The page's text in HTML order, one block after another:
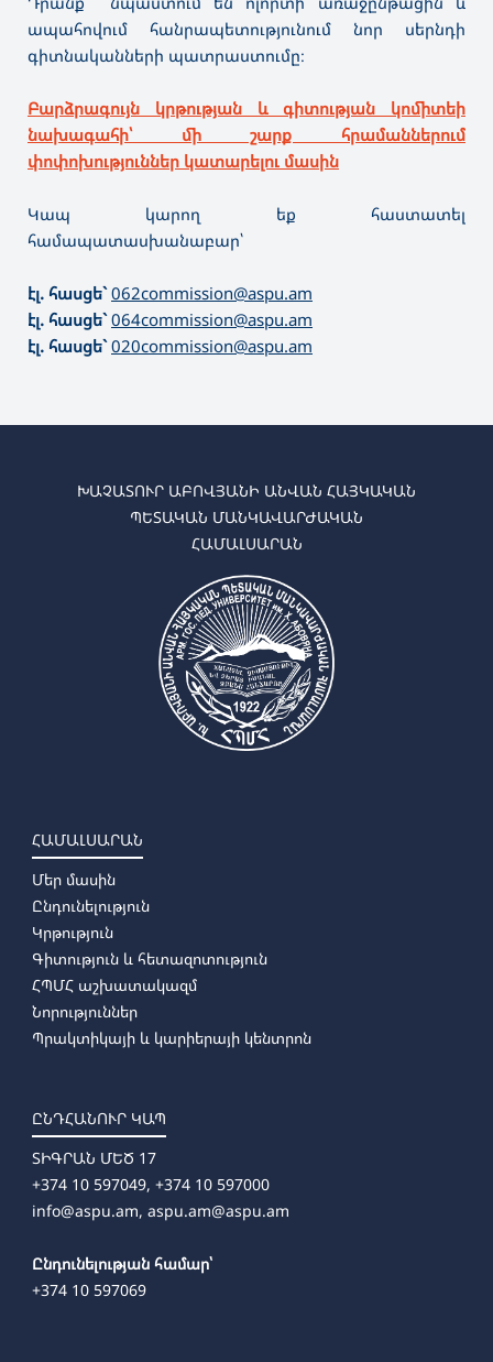
ապահովում հանրապետությունում նոր սերնդի
գիտնականների պատրաստումը։
Բարձրագույն կրթության և գիտության կոմիտեի
նախագահի՝ մի շարք հրամաններում
փոփոխություններ կատարելու մասին
Կապ կարող եք հաստատել
համապատասխանաբար՝
էլ. հասցե`062commission@aspu.am
էլ. հասցե`064commission@aspu.am
էլ. հասցե`020commission@aspu.am
ԽԱՉԱՏՈՒՐ ԱԲՈՎՅԱՆԻ ԱՆՎԱՆ ՀԱՅԿԱԿԱՆ
ՊԵՏԱԿԱՆ ՄԱՆԿԱՎԱՐԺԱԿԱՆ
ՀԱՄԱԼՍԱՐԱՆ
ՀԱՄԱԼՍԱՐԱՆ
Մեր մասին
Ընդունելություն
Կրթություն
Գիտություն և հետազոտություն
ՀՊՄՀ աշխատակազմ
Նորություններ
Պրակտիկայի և կարիերայի կենտրոն
ԸՆԴՀԱՆՈՒՐ ԿԱՊ
ՏԻԳՐԱՆ ՄԵԾ 17
+374 10 597049, +374 10 597000
info@aspu.am, aspu.am@aspu.am
Ընդունելության համար՝
+374 10 597069